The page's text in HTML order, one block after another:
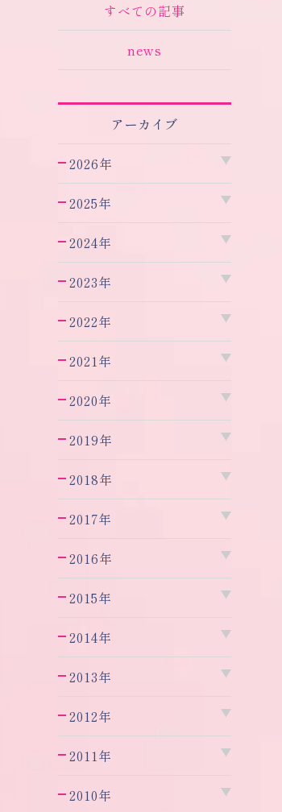
すべての記事
news
アーカイブ
2026年
2025年
2024年
2023年
2022年
2021年
2020年
2019年
2018年
2017年
2016年
2015年
2014年
2013年
2012年
2011年
2010年